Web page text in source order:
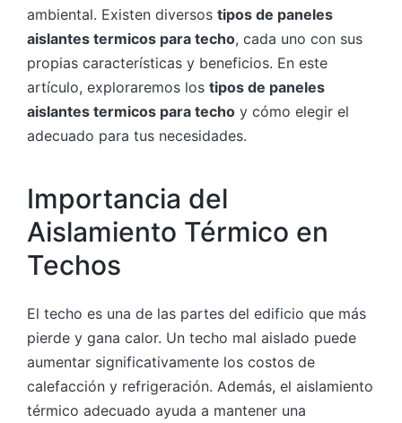
ambiental. Existen diversos tipos de paneles
aislantes termicos para techo, cada uno con sus
propias características y beneficios. En este
artículo, exploraremos los tipos de paneles
aislantes termicos para techo y cómo elegir el
adecuado para tus necesidades.
Importancia del
Aislamiento Térmico en
Techos
El techo es una de las partes del edificio que más
pierde y gana calor. Un techo mal aislado puede
aumentar significativamente los costos de
calefacción y refrigeración. Además, el aislamiento
térmico adecuado ayuda a mantener una